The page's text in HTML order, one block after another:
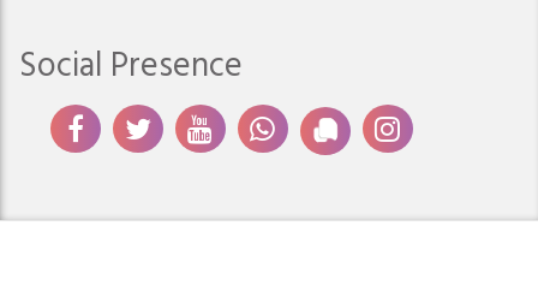
Social Presence